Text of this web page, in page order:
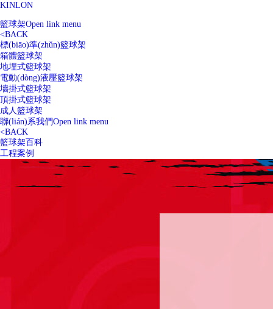
KINLON
籃球架Open link menu
<BACK
標(biāo)準(zhǔn)籃球架
箱體籃球架
地埋式籃球架
電動(dòng)液壓籃球架
墻掛式籃球架
頂掛式籃球架
成人籃球架
聯(lián)系我們Open link menu
<BACK
籃球架百科
工程案例